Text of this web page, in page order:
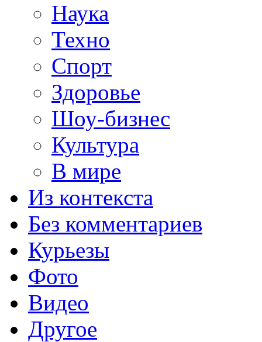
Наука
Техно
Спорт
Здоровье
Шоу-бизнес
Культура
В мире
Из контекста
Без комментариев
Курьезы
Фото
Видео
Другое